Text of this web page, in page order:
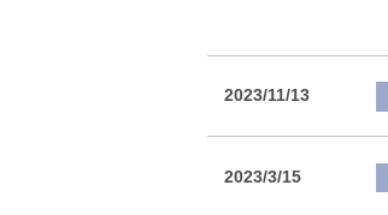
2023/11/13
2023/3/15